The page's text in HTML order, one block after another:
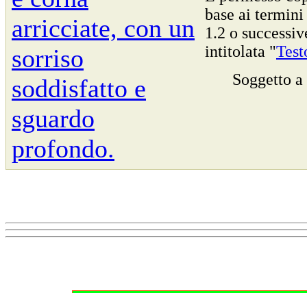
base ai
1.2 o
intitolata "
Soggetto a